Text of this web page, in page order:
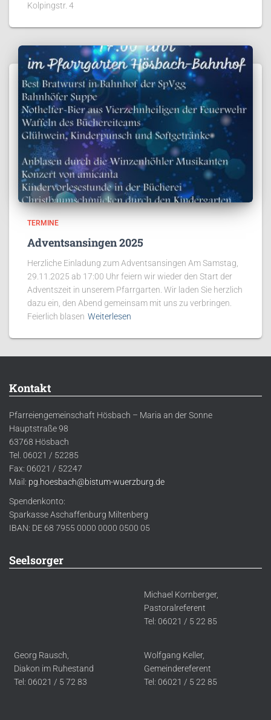
Kolpingstr. 4
TERMINE
Adventsansingen 2025
Herzliche Einladung zum Adventsansingen Am Samstag,
29.11.2025 ab 17:00 Uhr feiern wir wieder den Start der
Adventszeit in unserem Pfarrgarten. Wir laden Sie herzlich
dazu ein, den Abend gemeinsam mit uns zu verbringen.
Feierlich blasen Weiterlesen
Kontakt
Pfarreiengemeinschaft Hösbach – Maria an der Sonne
Hauptstraße 98
63768 Hösbach
Tel. 06021 / 52285
Fax: 06021 / 52247
Mail: pg.hoesbach@bistum-wuerzburg.de
Spendenkonto:
Sparkasse Aschaffenburg Miltenberg
IBAN: DE 68 7955 0000 0000 0500 05
Seelsorger
Michael Kornberger,
Pastoralreferent
Tel: 06021 / 5 22 85
Georg Rausch,
Diakon im Ruhestand
Tel: 06021 / 5 72 83
Wolfgang Keller,
Gemeindereferent
Tel: 06021 / 5 22 85